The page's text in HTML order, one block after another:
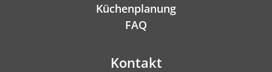
Küchenplanung
FAQ
Kontakt